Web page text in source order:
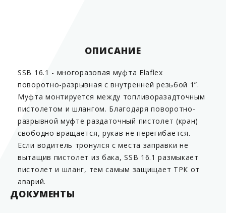
ОПИСАНИЕ
SSB 16.1 - многоразовая муфта Elaflex
поворотно-разрывная с внутренней резьбой 1”.
Муфта монтируется между топливоразадточным
пистолетом и шлангом. Благодаря поворотно-
разрывной муфте раздаточный пистолет (кран)
свободно вращается, рукав не перегибается.
Если водитель тронулся с места заправки не
вытащив пистолет из бака, SSB 16.1 размыкает
пистолет и шланг, тем самым защищает ТРК от
аварий.
ДОКУМЕНТЫ